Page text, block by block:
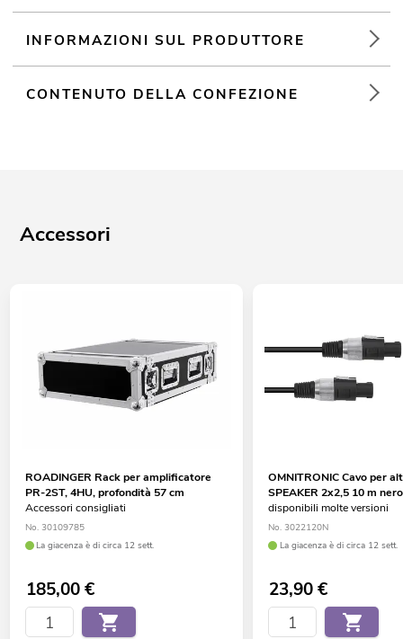
INFORMAZIONI SUL PRODUTTORE
CONTENUTO DELLA CONFEZIONE
Accessori
ROADINGER Rack per amplificatore
PR-2ST, 4HU, profondità 57 cm
Accessori consigliati
No. 30109785
La giacenza è di circa 12 sett.
185,00€
OMNITRONIC Cavo per
SPEAKER 2x2,5 10 m nero
disponibili molte versioni
No. 3022120N
La giacenza è di circa 12 sett.
23,90€